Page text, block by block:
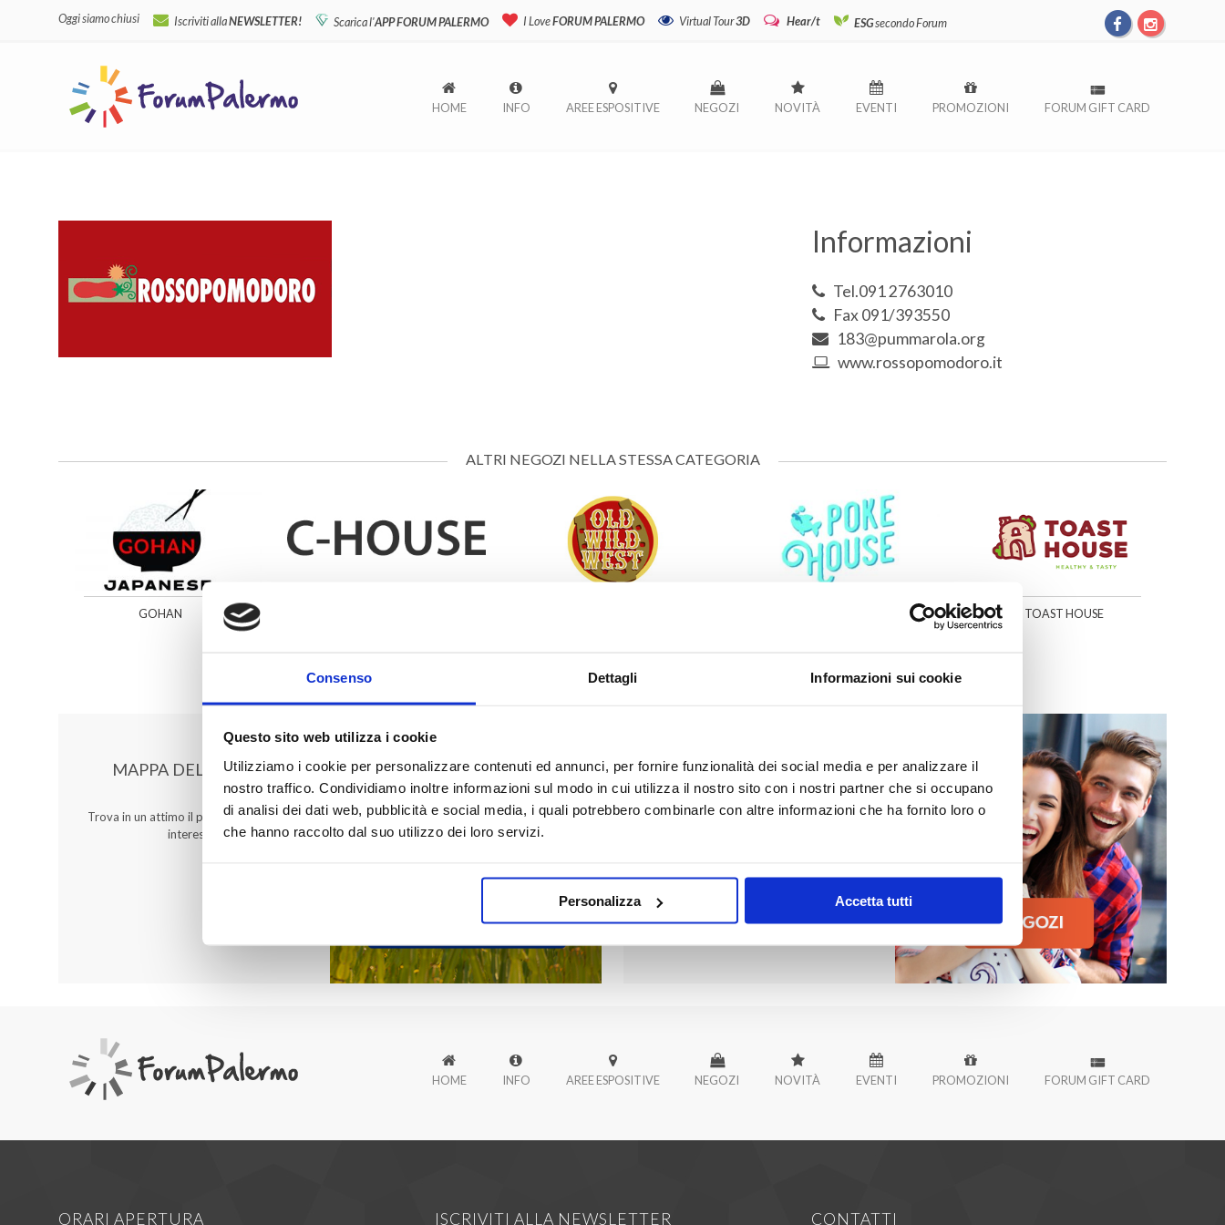
Consenso Dettagli Informazioni sui cookie
Questo sito web utilizza i cookie
Utilizziamo i cookie per personalizzare contenuti ed annunci, per fornire funzionalità dei social media e per analizzare il
nostro traffico. Condividiamo inoltre informazioni sul modo in cui utilizza il nostro sito con i nostri partner che si occupano
di analisi dei dati web, pubblicità e social media, i quali potrebbero combinarle con altre informazioni che ha fornito loro o
che hanno raccolto dal suo utilizzo dei loro servizi.
Personalizza Accetta tutti
Oggi siamo chiusi Iscriviti allaNEWSLETTER! Scarica l'APP FORUM PALERMO I LoveFORUM PALERMO Virtual Tour3D Hear/t ESGsecondo Forum
HOME INFO AREE ESPOSITIVE NEGOZI NOVITÀ EVENTI PROMOZIONI FORUM GIFT CARD
Informazioni
Tel.091 2763010
Fax 091/393550
183@pummarola.org
www.rossopomodoro.it
ALTRI NEGOZI NELLA STESSA CATEGORIA
GOHAN TOAST HOUSE
MAPPA DEL CENTRO
Trova in un attimo il punto vendita che ti
interessa!
FORUM PALERMO
Scopri tutti i negozi di Forum Palermo!
HOME INFO AREE ESPOSITIVE NEGOZI NOVITÀ EVENTI PROMOZIONI FORUM GIFT CARD
ORARI APERTURA ISCRIVITI ALLA NEWSLETTER CONTATTI